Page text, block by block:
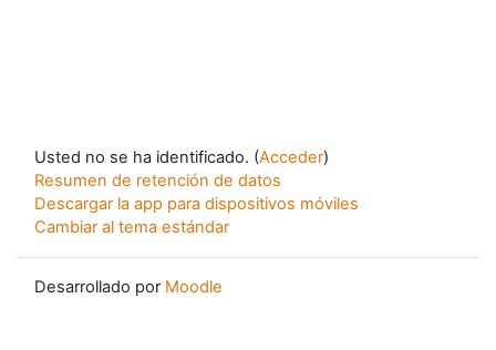
Usted no se ha identificado. (Acceder)
Resumen de retención de datos
Descargar la app para dispositivos móviles
Cambiar al tema estándar
Desarrollado por Moodle